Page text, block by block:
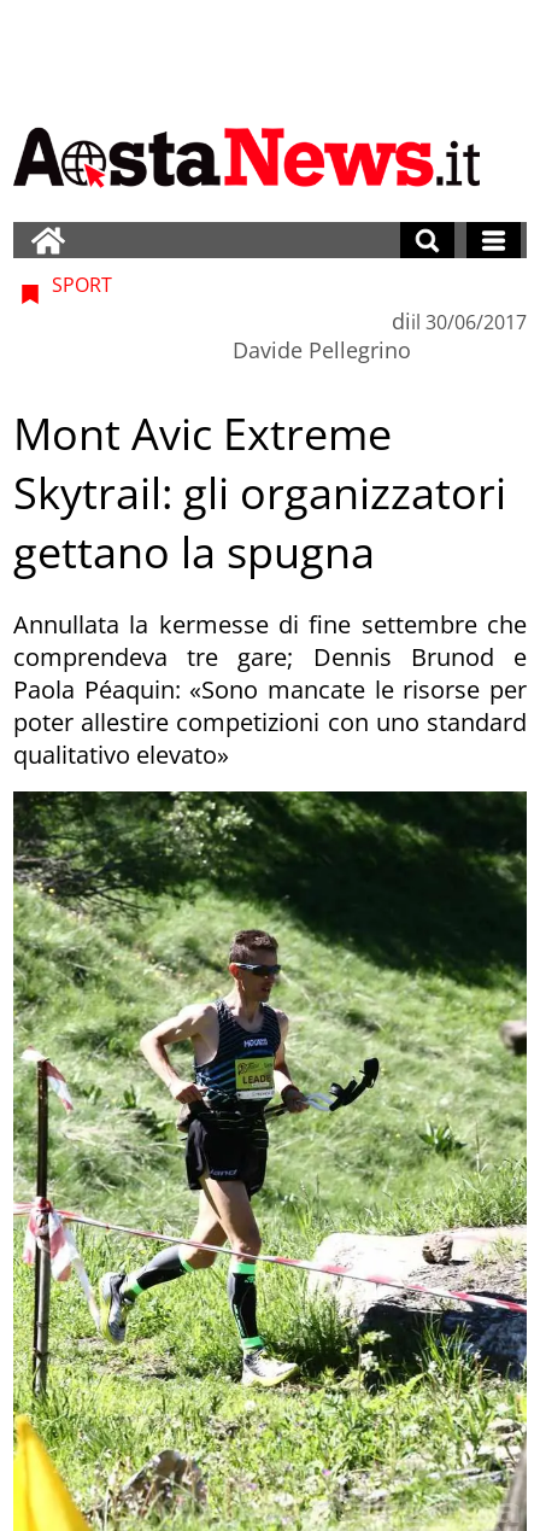
SPORT
di
Davide Pellegrino
il 30/06/2017
Mont Avic Extreme
Skytrail: gli organizzatori
gettano la spugna
Annullata la kermesse di fine settembre che
comprendeva tre gare; Dennis Brunod e
Paola Péaquin: «Sono mancate le risorse per
poter allestire competizioni con uno standard
qualitativo elevato»